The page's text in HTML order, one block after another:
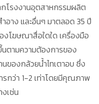
กโรงงานอุตสาหกรรมผลิต
อาง และอื่นๆ มาตลอด 35 ปี
โฆษณาสื่อใดใด เครื่องมือ
ตามความต้องการของ
ของกล้วยน้ำไทเตาอบ ซึ่ง
รกว่า 1-2 เท่าโดยมีคุณภาพ
เช่น